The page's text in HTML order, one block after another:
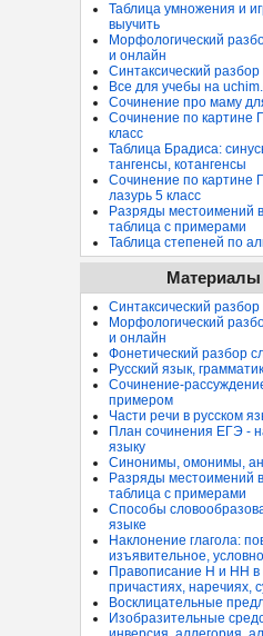
Таблица умножения и
выучить
Морфологический
и онлайн
Синтаксический
Все для учебы на
Сочинение про маму
Сочинение по картине
класс
Таблица Брадиса:
тангенсы, котангенсы
Сочинение по картине
лазурь 5 класс
Разряды местоимений
таблица с примерами
Таблица степеней по
Материалы
Синтаксический
Морфологический
и онлайн
Фонетический разбор
Русский язык,
Сочинение-
примером
Части речи в русском
План сочинения ЕГЭ -
языку
Синонимы, омонимы,
Разряды местоимений
таблица с примерами
Способы
языке
Наклонение глагола:
изъявительное,
Правописание Н и НН в
причастиях, наречиях,
Восклицательные
Изобразительные